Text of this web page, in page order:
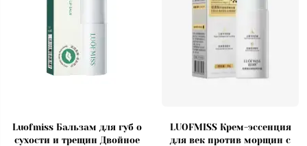
Luofmiss Бальзам для губ о
сухости и трещин Двойное
LUOFMISS Крем-эссенция
для век против морщин с